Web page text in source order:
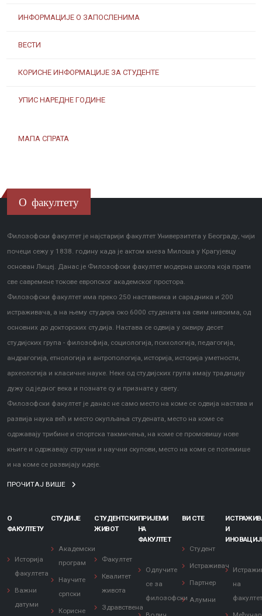
ИНФОРМАЦИЈЕ О ЗАПОСЛЕНИМА
ВЕСТИ
КОРИСНЕ ИНФОРМАЦИЈЕ ЗА СТУДЕНТЕ
УПИС НАРЕДНЕ ГОДИНЕ
МАПА СПРАТА
О факултету
Филозофски факултет је најстарији факултет Универзитета у Београду, чији
почеци сежу у 1838. годину када је актом кнеза Милоша у Крагујевцу
основан Лицеј. Данас је Филозофски факултет модерна школа која прати
све савремене токове европског академског простора.
Филозофски факултет има преко 250 наставника и сарадника и 200
истраживача, а на њему студира око 6000 студената на свим нивоима, од
основних до докторских студија. Настава се одвија у оквиру десет
студијских група - филозофија, социологија, психологија, педагогија,
андрагогија, етнологија и антропологија, историја, историја уметности,
археологија и класичне науке. Неке од студијских група имају традицију
дужу од једног века и познате су и признате у свету.
Филозофски факултет је данас не само место на коме се одвија настава и
развија наука већ и место окупљања студената, место на коме се
одржавају трибине и спортска такмичења, на коме се промовишу нове
књиге и одржавају стручни и научни скупови, место на коме се полемише
и на коме се развијају идеје.
ПРОЧИТАЈ ВИШЕ
О
ФАКУЛТЕТУ
Историја
факултета
Важни
датуми
СТУДИЈЕ
Академски
програм
Научите
српски
Корисне
СТУДЕНТСКИ
ЖИВОТ
Факултет
Квалитет
живота
Здравствена
ПРИЈЕМИ
НА
ФАКУЛТЕТ
Одлучите
се за
филозофски
ВИ СТЕ
Студент
Истраживач
Партнер
Алумни
И
на